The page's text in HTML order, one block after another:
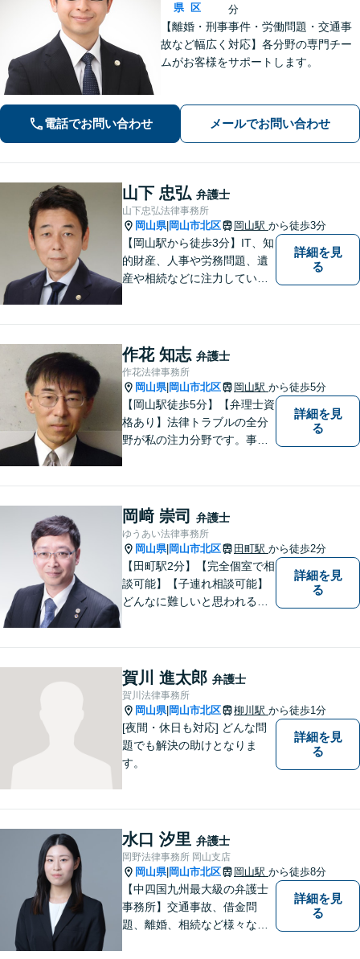
県 区
分
【離婚・刑事事件・労働問題・交通事
故など幅広く対応】各分野の専門チー
ムがお客様をサポートします。
電話でお問い合わせ メールでお問い合わせ
山下 忠弘 弁護士
山下忠弘法律事務所
岡山県| 岡山市北区 岡山駅 から徒歩3分
【岡山駅から徒歩3分】IT、知
的財産、人事や労務問題、遺
産や相続などに注力していま
相談ください。依頼者さまの
サポートができるよう努めて
まいります。
詳細を見
る
作花 知志 弁護士
作花法律事務所
岡山県| 岡山市北区 岡山駅 から徒歩5分
【岡山駅徒歩5分】【弁理士資
格あり】法律トラブルの全分
野が私の注力分野です。事務
ラス対応】【後払い対応】
【日弁連国際人権問題委員会
所属】お困りの方は、お気軽
にご相談下さい。
詳細を見
る
岡﨑 崇司 弁護士
ゆうあい法律事務所
岡山県| 岡山市北区 田町駅 から徒歩2分
【田町駅2分】【完全個室で相
談可能】【子連れ相談可能】
どんなに難しいと思われる案
ている皆さまの現状を良い方
向に変化させることができる
ように全力を尽くします。
詳細を見
る
賀川 進太郎 弁護士
賀川法律事務所
岡山県| 岡山市北区 柳川駅 から徒歩1分
[夜間・休日も対応] どんな問
題でも解決の助けとなりま
す。
詳細を見
る
水口 汐里 弁護士
岡野法律事務所 岡山支店
岡山県| 岡山市北区 岡山駅 から徒歩8分
【中四国九州最大級の弁護士
事務所】交通事故、借金問
題、離婚、相続など様々な問
詳細を見
る